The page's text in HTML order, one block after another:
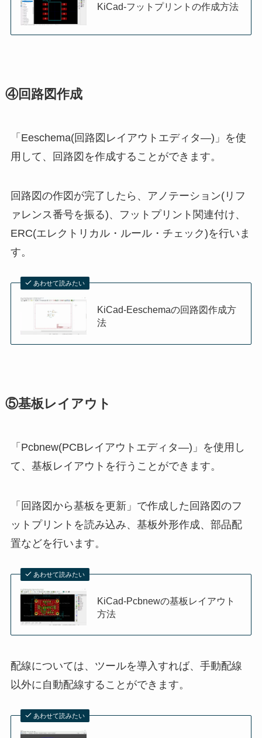
KiCad-フットプリントの作成方法
④回路図作成
「Eeschema(回路図レイアウトエディタ―)」を使
用して、回路図を作成することができます。
回路図の作図が完了したら、アノテーション(リフ
ァレンス番号を振る)、フットプリント関連付け、
ERC(エレクトリカル・ルール・チェック)を行いま
す。
あわせて読みたい
KiCad-Eeschemaの回路図作成方
法
⑤基板レイアウト
「Pcbnew(PCBレイアウトエディタ―)」を使用し
て、基板レイアウトを行うことができます。
「回路図から基板を更新」で作成した回路図のフ
ットプリントを読み込み、基板外形作成、部品配
置などを行います。
あわせて読みたい
KiCad-Pcbnewの基板レイアウト
方法
配線については、ツールを導入すれば、手動配線
以外に自動配線することができます。
あわせて読みたい